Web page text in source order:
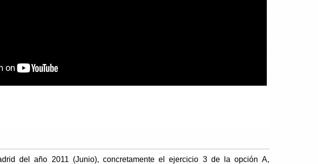
del año 2011 (Junio), concretamente el ejercicio 3 de la opción A,